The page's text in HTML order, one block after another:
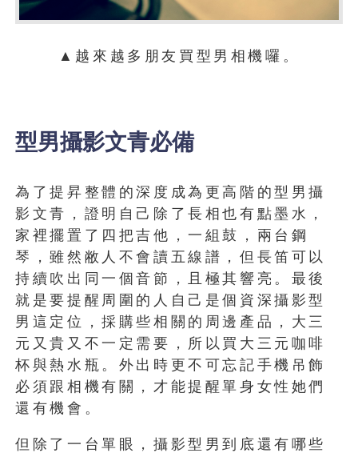
▲越來越多朋友買型男相機囉。
型男攝影文青必備
為了提昇整體的深度成為更高階的型男攝
影文青，證明自己除了長相也有點墨水，
家裡擺置了四把吉他，一組鼓，兩台鋼
琴，雖然敝人不會讀五線譜，但長笛可以
持續吹出同一個音節，且極其響亮。最後
就是要提醒周圍的人自己是個資深攝影型
男這定位，採購些相關的周邊產品，大三
元又貴又不一定需要，所以買大三元咖啡
杯與熱水瓶。外出時更不可忘記手機吊飾
必須跟相機有關，才能提醒單身女性她們
還有機會。
但除了一台單眼，攝影型男到底還有哪些